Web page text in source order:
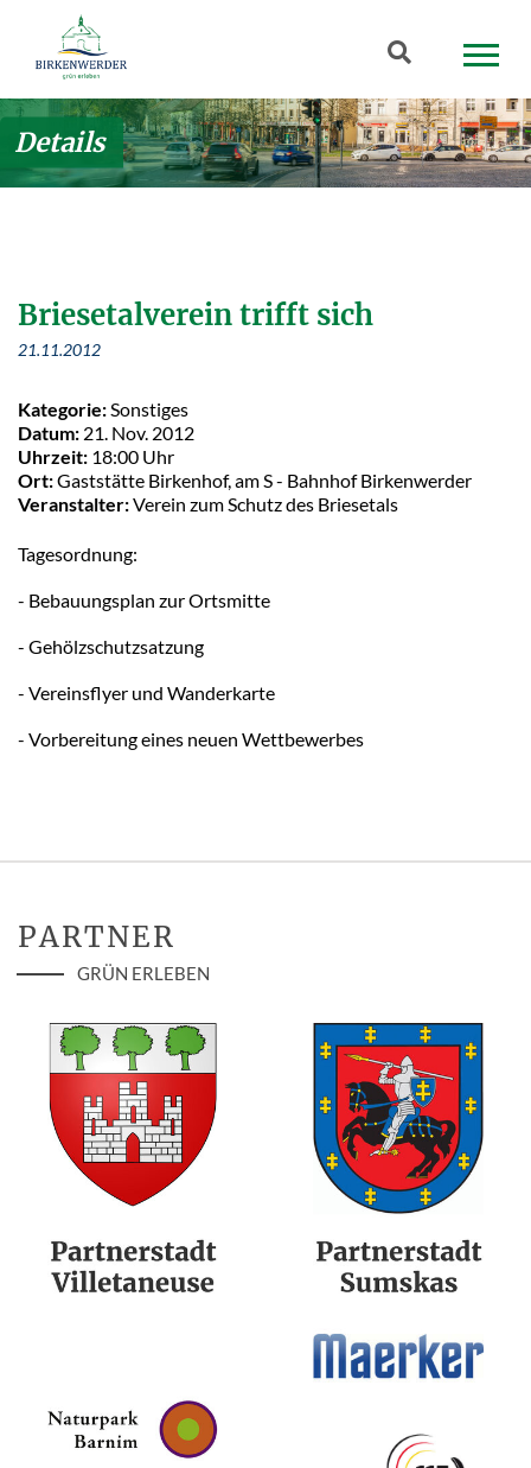
Zum Hauptinhalt springen
Suchbegriff
Details
Briesetalverein trifft sich
21.11.2012
Kategorie: Sonstiges
Datum: 21. Nov. 2012
Uhrzeit: 18:00 Uhr
Ort:Gaststätte Birkenhof, am S - Bahnhof Birkenwerder
Veranstalter:Verein zum Schutz des Briesetals
Tagesordnung:
- Bebauungsplan zur Ortsmitte
- Gehölzschutzsatzung
- Vereinsflyer und Wanderkarte
- Vorbereitung eines neuen Wettbewerbes
PARTNER
GRÜN ERLEBEN